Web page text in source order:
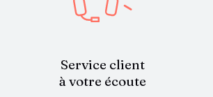
Service client
à votre écoute